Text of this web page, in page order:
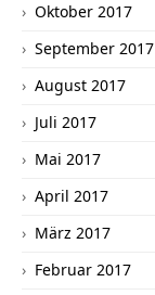
Oktober 2017
September 2017
August 2017
Juli 2017
Mai 2017
April 2017
März 2017
Februar 2017